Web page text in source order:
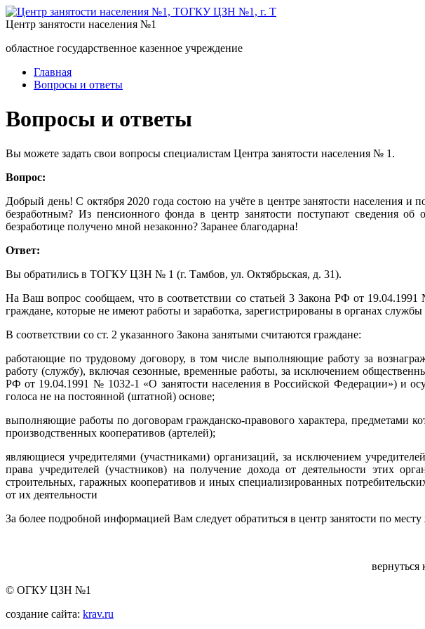
Центр занятости населения №1
областное государственное казенное учреждение
Главная
Вопросы и ответы
Вопросы и ответы
Вы можете задать свои вопросы специалистам Центра занятости населения № 1.
Вопрос:
Добрый день! С октября 2020 года состою на учёте в центре занятости населения
безработным? Из пенсионного фонда в центр занятости поступают сведения
безработице получено мной незаконно? Заранее благодарна!
Ответ:
Вы обратились в ТОГКУ ЦЗН № 1 (г. Тамбов, ул. Октябрьская, д. 31).
На Ваш вопрос сообщаем, что в соответствии со статьей 3 Закона РФ от
граждане, которые не имеют работы и заработка, зарегистрированы в органах
В соответствии со ст. 2 указанного Закона занятыми считаются граждане:
работающие по трудовому договору, в том числе выполняющие работу за
работу (службу), включая сезонные, временные работы, за исключением
РФ от 19.04.1991 № 1032-1 «О занятости населения в Российской Федерации») и
голоса не на постоянной (штатной) основе;
выполняющие работы по договорам гражданско-правового характера, предметами
производственных кооперативов (артелей);
являющиеся учредителями (участниками) организаций, за исключением
права учредителей (участников) на получение дохода от деятельности этих
строительных, гаражных кооперативов и иных специализированных
от их деятельности
За более подробной информацией Вам следует обратиться в центр занятости по месту
вернуться
© ОГКУ ЦЗН №1
создание сайта: krav.ru